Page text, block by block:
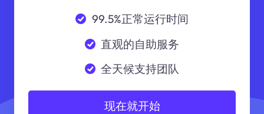
99.5%正常运行时间
直观的自助服务
全天候支持团队
现在就开始